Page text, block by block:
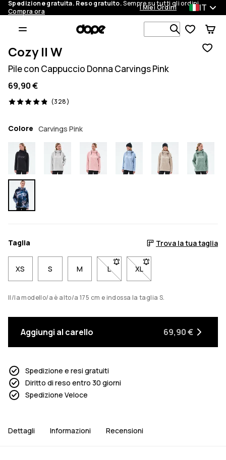
Spedizione gratuita. Reso gratuito.Sempre su tutti gli ordini.
Compra ora
I Miei Ordini IT
Cerca tra 1
Cozy II W
Pile con Cappuccio Donna Carvings Pink
69,90 €
(328)
328 recensioni, 4.9/5
Colore Carvings Pink
Taglia Trova la tua taglia
XS S M L- Taglia L non disponibile. Clicca
XL- Taglia XL non
Il/la modello/a è alto/a 175 cm e indossa la taglia S.
Aggiungi al carello 69,90 €
Spedizione e resi gratuiti
Diritto di reso entro 30 giorni
Spedizione Veloce
Dettagli Informazioni Recensioni